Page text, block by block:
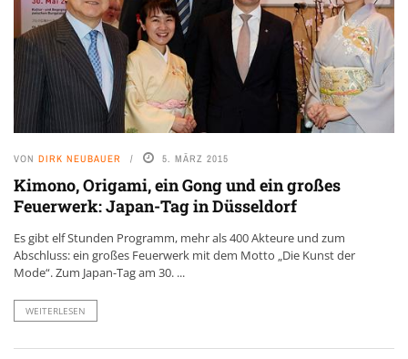
VON DIRK NEUBAUER 5. MÄRZ 2015
Kimono, Origami, ein Gong und ein großes
Feuerwerk: Japan-Tag in Düsseldorf
Es gibt elf Stunden Programm, mehr als 400 Akteure und zum
Abschluss: ein großes Feuerwerk mit dem Motto „Die Kunst der
Mode“. Zum Japan-Tag am 30. ...
WEITERLESEN